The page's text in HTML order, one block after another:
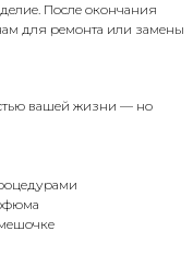
После окончания
для ремонта или замены
вашей жизни — но